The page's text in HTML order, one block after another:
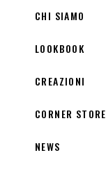
CHI SIAMO
LOOKBOOK
CREAZIONI
CORNER STORE
NEWS